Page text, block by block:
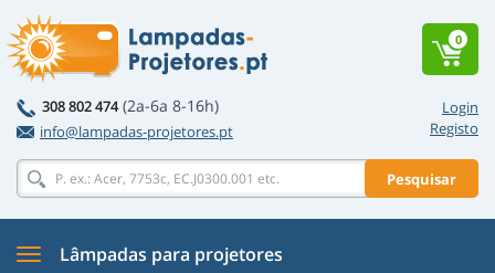
Login
Registo
308 802 474 (2a-6a 8-16h)
info@lampadas-projetores.pt
Pesquisar
0
Lâmpadas para projetores